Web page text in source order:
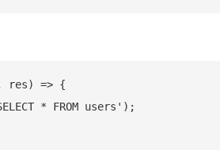
res) => {
* FROM users');